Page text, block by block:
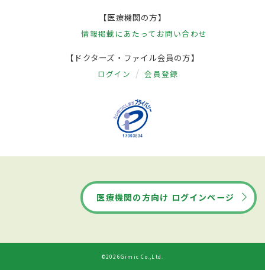
【医療機関の方】
情報掲載にあたって お問い合わせ
【ドクターズ・ファイル会員の方】
ログイン 会員登録
医療機関の方向け ログインページ
©2026Gimic Co.,Ltd.